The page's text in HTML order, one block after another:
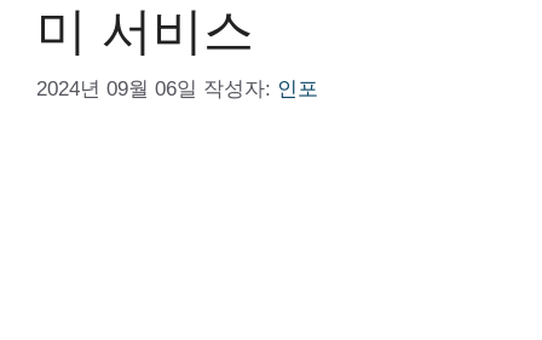
미 서비스
2024년 09월 06일 작성자: 인포